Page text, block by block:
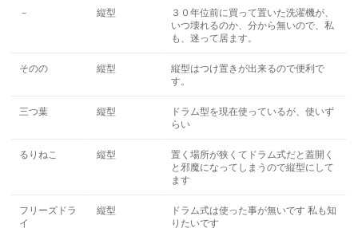
－ 縦型
３０年位前に買って置いた洗濯機が、
いつ壊れるのか、分から無いので、私
も、迷って居ます。
そのの 縦型
縦型はつけ置きが出来るので便利で
す。
三つ葉 縦型
ドラム型を現在使っているが、使いず
らい
るりねこ 縦型
置く場所が狭くてドラム式だと蓋開く
と邪魔になってしまうので縦型にして
ます
フリーズドラ
イ
縦型
ドラム式は使った事が無いです 私も知
りたいです